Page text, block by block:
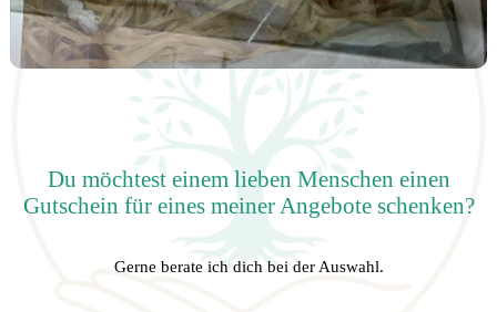
Du möchtest einem lieben Menschen einen
Gutschein für eines meiner Angebote schenken?
Gerne berate ich dich bei der Auswahl.